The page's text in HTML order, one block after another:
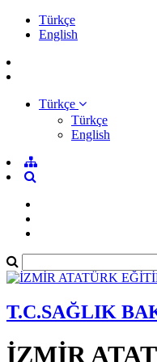
Türkçe
English
Türkçe
Türkçe
English
T.C.SAĞLIK
İZMİR